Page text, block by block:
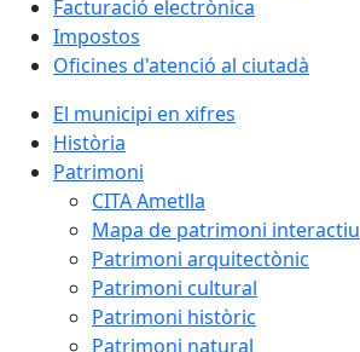
Facturació electrònica
Impostos
Oficines d'atenció al ciutadà
El municipi en xifres
Història
Patrimoni
CITA Ametlla
Mapa de patrimoni interactiu
Patrimoni arquitectònic
Patrimoni cultural
Patrimoni històric
Patrimoni natural